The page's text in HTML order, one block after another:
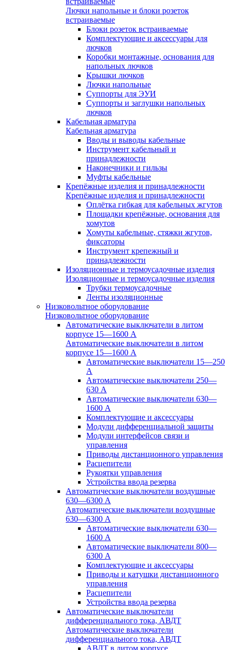
Лючки напольные и блоки розеток
встраиваемые
Блоки розеток встраиваемые
Комплектующие и аксессуары для
лючков
Коробки монтажные, основания для
напольных лючков
Крышки лючков
Лючки напольные
Суппорты для ЭУИ
Суппорты и заглушки напольных
лючков
Кабельная арматура
Кабельная арматура
Вводы и выводы кабельные
Инструмент кабельный и
принадлежности
Наконечники и гильзы
Муфты кабельные
Крепёжные изделия и принадлежности
Крепёжные изделия и принадлежности
Оплётка гибкая для кабельных жгутов
Площадки крепёжные, основания для
хомутов
Хомуты кабельные, стяжки жгутов,
фиксаторы
Инструмент крепежный и
принадлежности
Изоляционные и термоусадочные изделия
Изоляционные и термоусадочные изделия
Трубки термоусадочные
Ленты изоляционные
Низковольтное оборудование
Низковольтное оборудование
Автоматические выключатели в литом
корпусе 15—1600 А
Автоматические выключатели в литом
корпусе 15—1600 А
Автоматические выключатели 15—250
А
Автоматические выключатели 250—
630 А
Автоматические выключатели 630—
1600 А
Комплектующие и аксессуары
Модули дифференциальной защиты
Модули интерфейсов связи и
управления
Приводы дистанционного управления
Расцепители
Рукоятки управления
Устройства ввода резерва
Автоматические выключатели воздушные
630—6300 А
Автоматические выключатели воздушные
630—6300 А
Автоматические выключатели 630—
1600 А
Автоматические выключатели 800—
6300 А
Комплектующие и аксессуары
Приводы и катушки дистанционного
управления
Расцепители
Устройства ввода резерва
Автоматические выключатели
дифференциального тока, АВДТ
Автоматические выключатели
дифференциального тока, АВДТ
АВДТ в литом корпусе